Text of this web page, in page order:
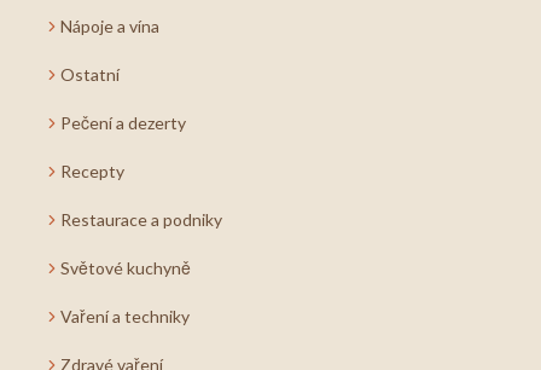
Nápoje a vína
Ostatní
Pečení a dezerty
Recepty
Restaurace a podniky
Světové kuchyně
Vaření a techniky
Zdravé vaření